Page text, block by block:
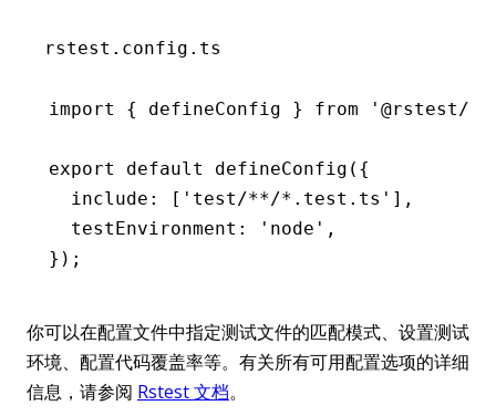
rstest.config.ts
import { defineConfig } from '@rstest/
export default defineConfig ({
  include
: [ 'test/**/*.test.ts' ] ,
  testEnvironment
: 'node' ,
});
你可以在配置文件中指定测试文件的匹配模式、设置测试
环境、配置代码覆盖率等。有关所有可用配置选项的详细
信息，请参阅 Rstest 文档。